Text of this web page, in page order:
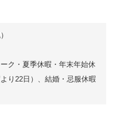
ク・夏季休暇・年末年始休
り22日）、結婚・忌服休暇